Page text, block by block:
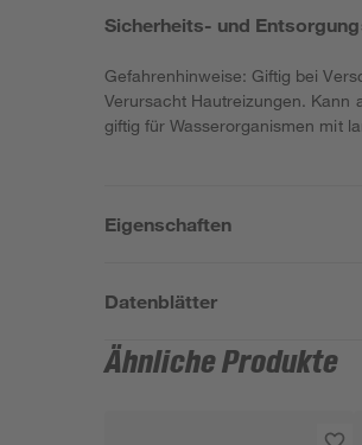
Sicherheits- und
Gefahrenhinweise: Giftig bei
Verursacht Hautreizungen. Kann
giftig für Wasserorganismen mit
Eigenschaften
Datenblätter
Ähnliche Produkte